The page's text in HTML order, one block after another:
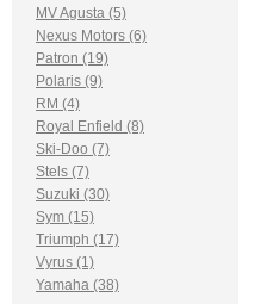
MV Agusta (5)
Nexus Motors (6)
Patron (19)
Polaris (9)
RM (4)
Royal Enfield (8)
Ski-Doo (7)
Stels (7)
Suzuki (30)
Sym (15)
Triumph (17)
Vyrus (1)
Yamaha (38)